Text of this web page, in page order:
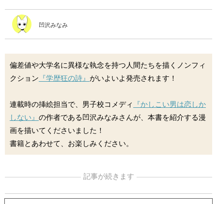
特集
編集部
凹沢みなみ
偏差値や大学名に異様な執念を持つ人間たちを描くノンフィ
クション 『学歴狂の詩』 がいよいよ発売されます！
連載時の挿絵担当で、男子校コメディ
『かしこい男は恋しか
しない』 の作者である凹沢みなみさんが、本書を紹介する漫
画を描いてくださいました！
書籍とあわせて、お楽しみください。
記事が続きます